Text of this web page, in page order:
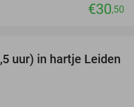
€30,50
34%
uur) in hartje Leiden